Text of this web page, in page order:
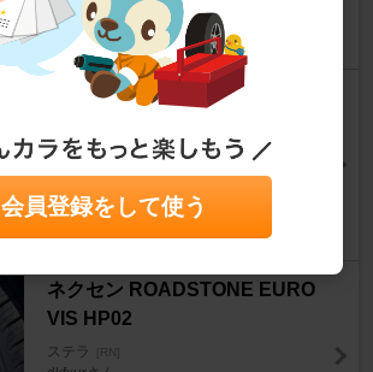
ちょいきもオヤジさん
11
ENEOS AC Treatment
シャイニングヤジさん
8
ネクセン ROADSTONE EURO
VIS HP02
ステラ [RN]
会員登録をして使う